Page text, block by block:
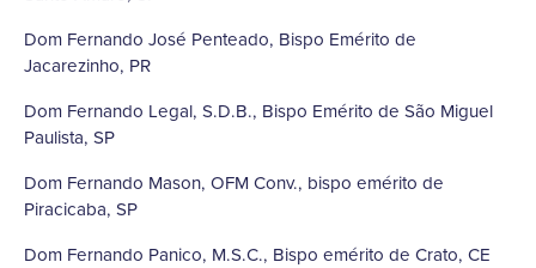
Dom Fernando José Penteado, Bispo Emérito de
Jacarezinho, PR
Dom Fernando Legal, S.D.B., Bispo Emérito de São Miguel
Paulista, SP
Dom Fernando Mason, OFM Conv., bispo emérito de
Piracicaba, SP
Dom Fernando Panico, M.S.C., Bispo emérito de Crato, CE